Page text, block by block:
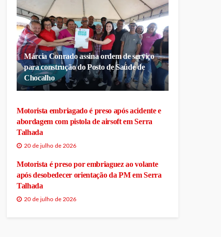
Márcia Conrado assina ordem de serviço
para construção do Posto de Saúde de
Chocalho
Motorista embriagado é preso após acidente e
abordagem com pistola de airsoft em Serra
Talhada
20 de julho de 2026
Motorista é preso por embriaguez ao volante
após desobedecer orientação da PM em Serra
Talhada
20 de julho de 2026